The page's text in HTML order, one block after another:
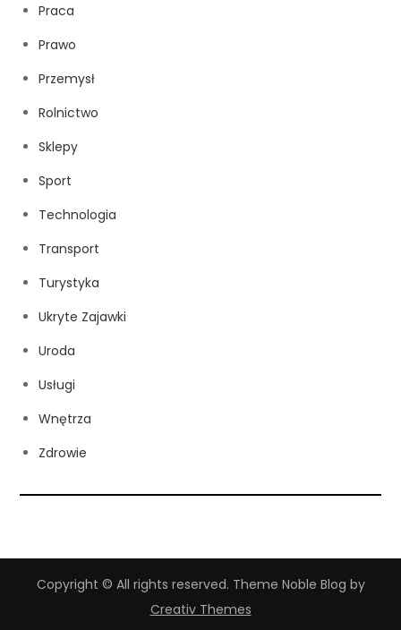
Praca
Prawo
Przemysł
Rolnictwo
Sklepy
Sport
Technologia
Transport
Turystyka
Ukryte Zajawki
Uroda
Usługi
Wnętrza
Zdrowie
Copyright © All rights reserved. Theme Noble Blog by
Creativ Themes